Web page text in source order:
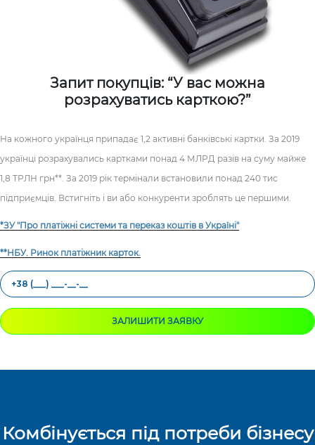
Запит покупців: “У вас можна
розрахуватись карткою?”
На кожного українця припадає 1,2 активні банківські картки. За 2019
українці розрахувались картками понад 4 МЛРД разів на суму майже
1,8 ТРЛН грн**. За 2019 рік термінали встановили понад 240 тис
підприємців. Встигніть і ви або конкуренти зроблять це першими.
*ЗУ "Про платіжні системи та переказ коштів в Україні"
**НБУ. Ринок платіжник карток.
ЗАЛИШИТИ ЗАЯВКУ
Комбінується під потреби бізнесу